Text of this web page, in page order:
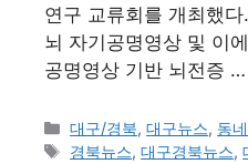
연구 교류회를 개최했
뇌 자기공명영상 및 이
공명영상 기반 뇌전증 …
Categories
대구/경북,대구뉴스, 동
Tags
경북뉴스,대구경북뉴스,